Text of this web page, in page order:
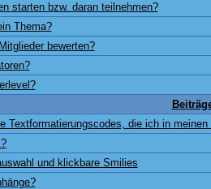
starten bzw. daran teilnehmen?
Thema?
bewerten?
Textformatierungscodes, die ich in
und klickbare Smilies